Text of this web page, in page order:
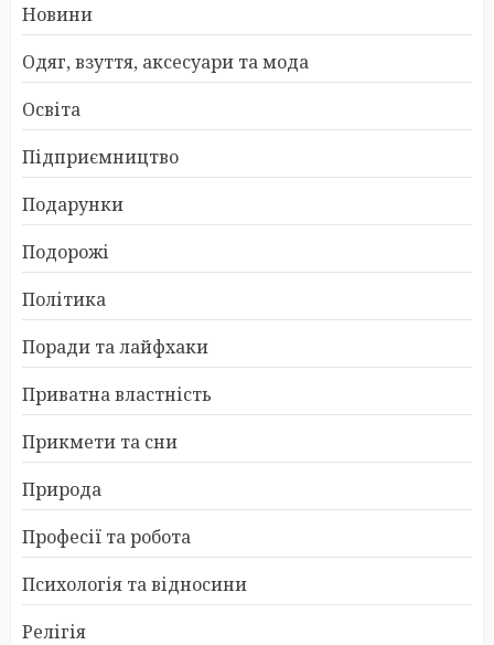
Новини
Одяг, взуття, аксесуари та мода
Освіта
Підприємництво
Подарунки
Подорожі
Політика
Поради та лайфхаки
Приватна властність
Прикмети та сни
Природа
Професії та робота
Психологія та відносини
Релігія